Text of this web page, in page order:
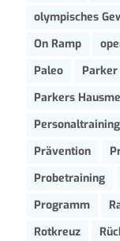
olympisches
On Ramp
Paleo
Parkers
Personaltraining
Prävention
Probetraining
Programm
Rotkreuz